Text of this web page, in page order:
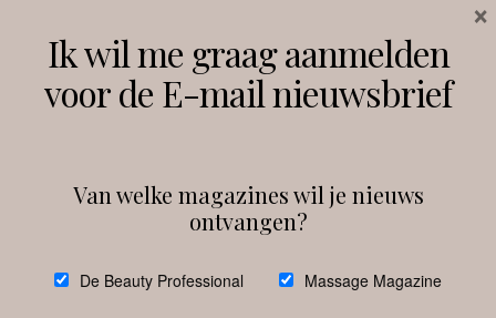
Instagram Facebook
debeautyprofessional
Ik wil me graag aanmelden
voor de E-mail nieuwsbrief
Van welke magazines wil je nieuws
ontvangen?
De Beauty Professional Massage Magazine
×